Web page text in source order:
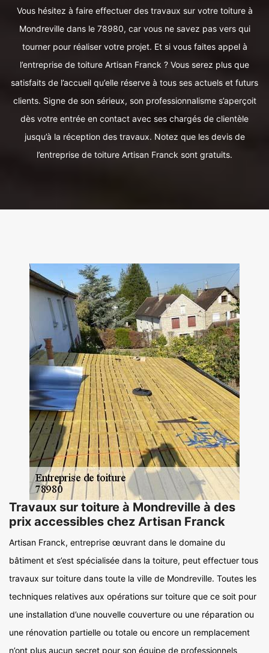
Vous hésitez à faire effectuer des travaux sur votre toiture à
Mondreville dans le 78980, car vous ne savez pas vers qui
tourner pour réaliser votre projet. Et si vous faites appel à
l’entreprise de toiture Artisan Franck ? Vous serez plus que
satisfaits de l’accueil qu’elle réserve à tous ses actuels et futurs
clients. Signe de son sérieux, son professionnalisme s’aperçoit
dès votre entrée en contact avec ses chargés de clientèle
jusqu’à la réception des travaux. Notez que les devis de
l’entreprise de toiture Artisan Franck sont gratuits.
Travaux sur toiture à Mondreville à des
prix accessibles chez Artisan Franck
Artisan Franck, entreprise œuvrant dans le domaine du
bâtiment et s’est spécialisée dans la toiture, peut effectuer tous
travaux sur toiture dans toute la ville de Mondreville. Toutes les
techniques relatives aux opérations sur toiture que ce soit pour
une installation d’une nouvelle couverture ou une réparation ou
une rénovation partielle ou totale ou encore un remplacement
n’ont plus aucun secret pour son équipe de professionnels